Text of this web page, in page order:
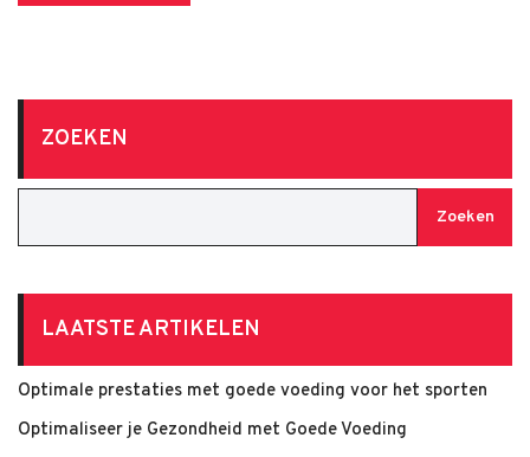
ZOEKEN
Zoeken
LAATSTE ARTIKELEN
Optimale prestaties met goede voeding voor het sporten
Optimaliseer je Gezondheid met Goede Voeding